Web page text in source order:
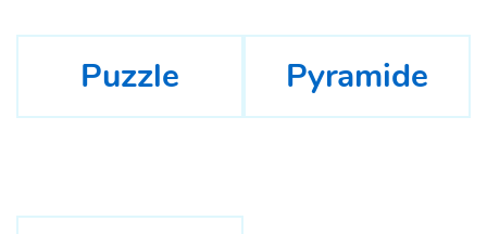
Puzzle Pyramide